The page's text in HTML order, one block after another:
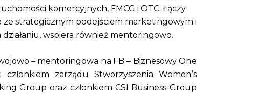
komercyjnych, FMCG i OTC. Łączy
ze strategicznym podejściem marketingowym i
wspiera również mentoringowo.
– mentoringowa na FB – Biznesowy One
zarządu Stworzyszenia Women’s
Group oraz członkiem CSI Business Group